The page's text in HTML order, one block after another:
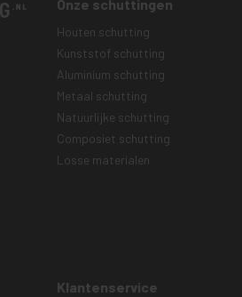
Onze schuttingen
Houten schutting
Kunststof schutting
Aluminium schutting
Metaal schutting
Natuurlijke schutting
Composiet schutting
Losse materialen
Klantenservice